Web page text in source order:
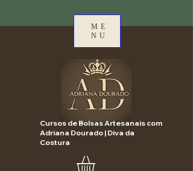
ME
NU
Cursos de Bolsas Artesanais com
Adriana Dourado | Diva da
Costura